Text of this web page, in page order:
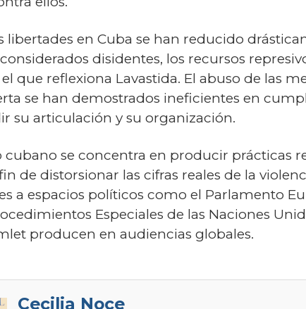
libertades en Cuba se han reducido
disidentes, los recursos
que reflexiona Lavastida. El abuso de las
se han demostrados ineficientes en
su articulación y su organización.
cubano se concentra en producir prácticas
de distorsionar las cifras reales de la
a espacios políticos como el Parlamento
Especiales de las Naciones
producen en audiencias globales.
Cecilia Noce